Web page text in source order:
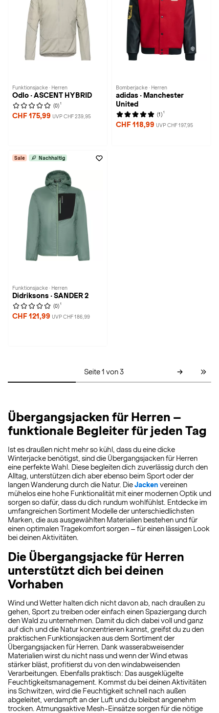
Funktionsjacke · Herren
Odlo · ASCENT HYBRID
(0) 1
CHF 175,99 UVP CHF 239,95
Bomberjacke · Herren
adidas · Manchester
United
(1) 1
CHF 118,99 UVP CHF 197,95
Sale Nachhaltig
Funktionsjacke · Herren
Didriksons · SANDER 2
(0) 1
CHF 121,99 UVP CHF 186,99
Seite 1 von 3
Übergangsjacken für Herren –
funktionale Begleiter für jeden Tag
Ist es draußen nicht mehr so kühl, dass du eine dicke
Winterjacke benötigst, sind die Übergangsjacken für Herren
eine perfekte Wahl. Diese begleiten dich zuverlässig durch den
Alltag, unterstützen dich aber ebenso beim Sport oder der
langen Wanderung durch die Natur. DieJacken vereinen
mühelos eine hohe Funktionalität mit einer modernen Optik und
sorgen so dafür, dass du dich rundum wohlfühlst. Entdecke im
umfangreichen Sortiment Modelle der unterschiedlichsten
Marken, die aus ausgewählten Materialien bestehen und für
einen optimalen Tragekomfort sorgen – für einen lässigen Look
bei deinen Aktivitäten.
Die Übergangsjacke für Herren
unterstützt dich bei deinen
Vorhaben
Wind und Wetter halten dich nicht davon ab, nach draußen zu
gehen, Sport zu treiben oder einfach einen Spaziergang durch
den Wald zu unternehmen. Damit du dich dabei voll und ganz
auf dich und die Natur konzentrieren kannst, greifst du zu den
praktischen Funktionsjacken aus dem Sortiment der
Übergangsjacken für Herren. Dank wasserabweisender
Materialien wirst du nicht nass und wenn der Wind etwas
stärker bläst, profitierst du von den windabweisenden
Verarbeitungen. Ebenfalls praktisch: Das ausgeklügelte
Feuchtigkeitsmanagement. Kommst du bei deinen Aktivitäten
ins Schwitzen, wird die Feuchtigkeit schnell nach außen
abgeleitet, verdampft an der Luft und du bleibst angenehm
trocken. Atmungsaktive Mesh-Einsätze sorgen für die nötige